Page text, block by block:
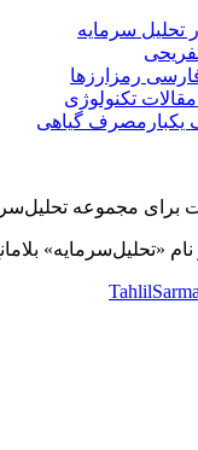
تحلیل سرمایه
فارسی رمزارزها
تکنولوژی
گیاهی
برای مجموعه
«تحلیل‌سرمایه»